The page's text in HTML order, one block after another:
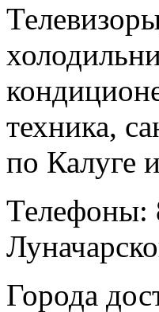
техника,
по Калуге
Телефоны:
Города